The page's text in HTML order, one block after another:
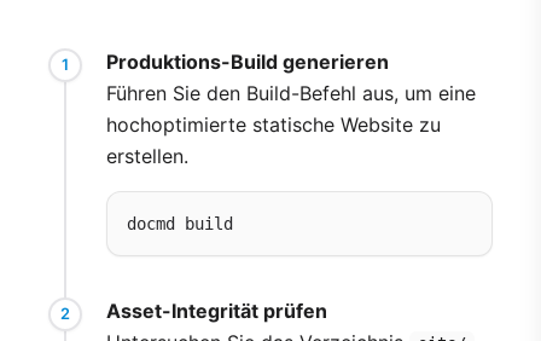
Produktions-Build generieren
Führen Sie den Build-Befehl aus, um eine
hochoptimierte statische Website zu
erstellen.
Asset-Integrität prüfen